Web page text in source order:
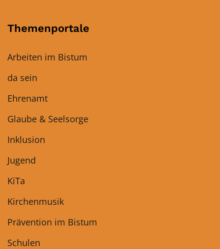
Themenportale
Arbeiten im Bistum
da sein
Ehrenamt
Glaube & Seelsorge
Inklusion
Jugend
KiTa
Kirchenmusik
Prävention im Bistum
Schulen